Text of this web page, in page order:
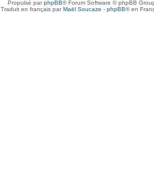
Propulsé parphpBB® Forum Software © phpBB
Traduit en français parMaël Soucaze - phpBB® en